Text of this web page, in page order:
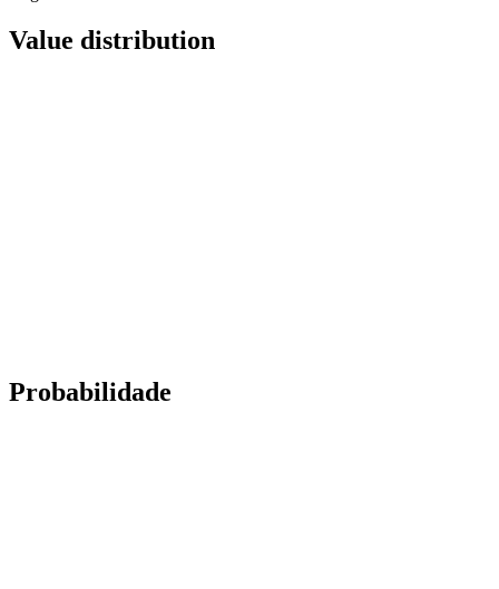
Value distribution
Probabilidade